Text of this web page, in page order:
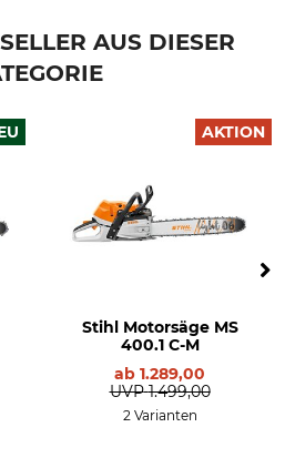
Nein
Produkttyp
Motor
35 cm
AUS DIESER
AKTION
Stihl Motorsäge MS
400.1 C-M
ab 1.289,00
UVP 1.499,00
2 Varianten